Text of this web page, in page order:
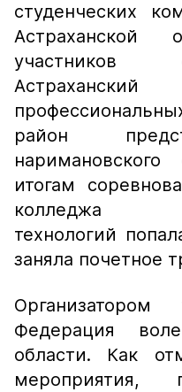
студенческих
участников
район
итогам
колледжа
технологий
заняла почетное
Организатором
Федерация
области. Как
мероприятия,